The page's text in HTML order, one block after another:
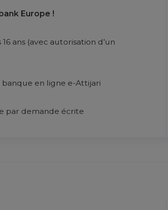
Europe !
ans (avec autorisation d’un
banque en ligne e-Attijari
par demande écrite